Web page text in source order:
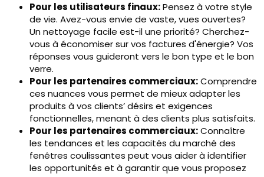
Pour les utilisateurs finaux:Pensez à votre style
de vie. Avez-vous envie de vaste, vues ouvertes?
Un nettoyage facile est-il une priorité? Cherchez-
vous à économiser sur vos factures d'énergie? Vos
réponses vous guideront vers le bon type et le bon
verre.
Pour les partenaires commerciaux:Comprendre
ces nuances vous permet de mieux adapter les
produits à vos clients’ désirs et exigences
fonctionnelles, menant à des clients plus satisfaits.
Pour les partenaires commerciaux:Connaître
les tendances et les capacités du marché des
fenêtres coulissantes peut vous aider à identifier
les opportunités et à garantir que vous proposez